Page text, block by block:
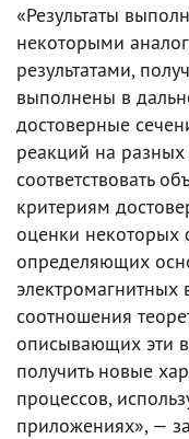
«Результаты
некоторыми
результатами,
выполнены в
достоверные
реакций на разных
соответствовать
критериям
оценки некоторых
определяющих
электромагнитных
соотношения
описывающих эти
получить новые
процессов,
приложениях», —